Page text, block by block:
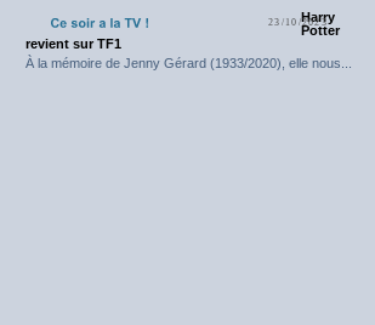
23/10/2023
Harry
Potter
revient sur TF1
À la mémoire de Jenny Gérard (1933/2020), elle nous...